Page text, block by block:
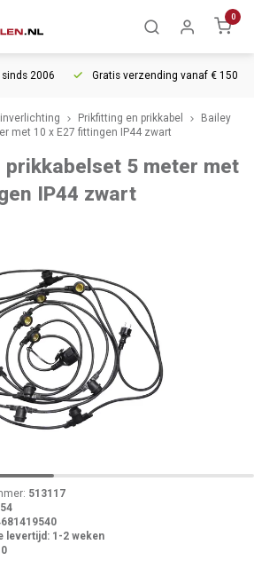
0
2006 Gratis verzending vanaf € 150
Prikfitting en prikkabel
Bailey
met 10 x E27 fittingen IP44 zwart
prikkabelset 5 meter met
IP44 zwart
513117
levertijd: 1-2 weken
0